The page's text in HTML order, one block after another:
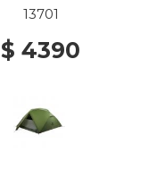
13701
$ 4390